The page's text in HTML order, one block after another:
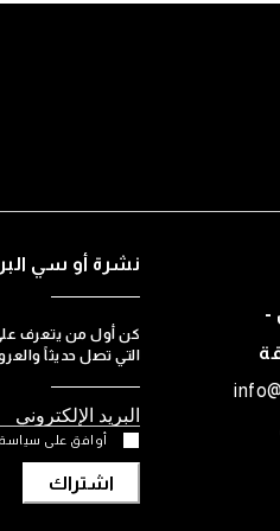
-
نشرة أو سي
كن أول من يتعرف
التي تصل حديثاً
أوافق على
اشتراك